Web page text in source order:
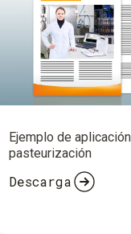
Ejemplo de aplicación
pasteurización
Descarga